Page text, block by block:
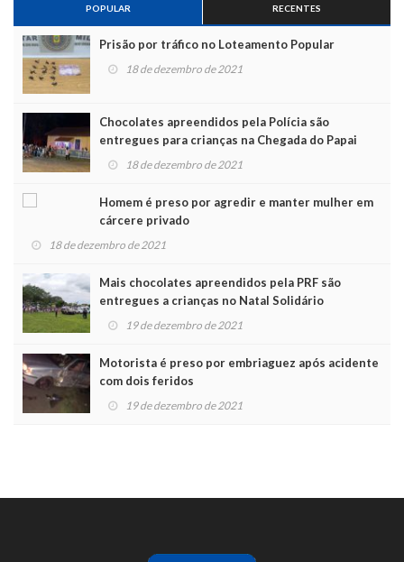
POPULAR RECENTES
Prisão por tráfico no Loteamento Popular
18 de dezembro de 2021
Chocolates apreendidos pela Polícia são
entregues para crianças na Chegada do Papai
Noel 18 de dezembro de 2021
Homem é preso por agredir e manter mulher em
cárcere privado
18 de dezembro de 2021
Mais chocolates apreendidos pela PRF são
entregues a crianças no Natal Solidário
19 de dezembro de 2021
Motorista é preso por embriaguez após acidente
com dois feridos
19 de dezembro de 2021